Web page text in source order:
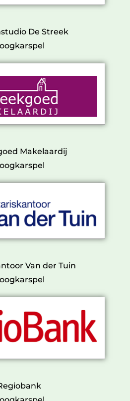
De Streek
Makelaardij
Van der Tuin